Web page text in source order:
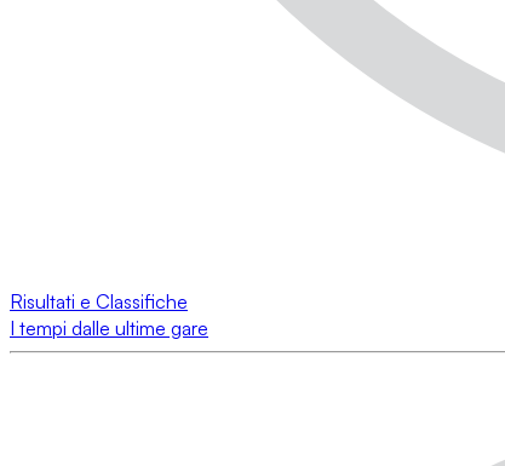
Risultati e Classifiche
I tempi dalle ultime gare